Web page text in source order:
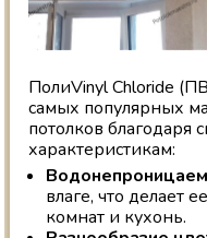
ПолиVinyl Chloride
самых популярных
потолков благодаря
характеристикам:
влаге, что делает
комнат и кухонь.